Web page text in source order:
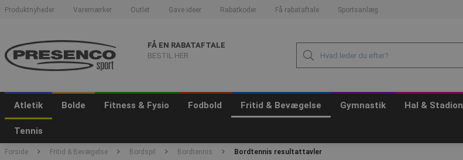
Produktnyheder Varemærker Outlet Gave ideer Rabatkoder Få rabataftale Sportsanlæg
FÅ EN RABATAFTALE
BESTIL HER
Atletik Bolde Fitness & Fysio Fodbold Fritid & Bevægelse Gymnastik Hal & Stadion
Tennis
Forside Fritid & Bevægelse Bordspil Bordtennis Bordtennis resultattavler